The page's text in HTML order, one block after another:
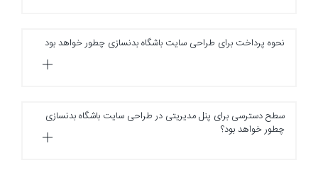
نحوه پرداخت برای طراحی سایت باشگاه بدنسازی چطور خواهد بود
سطح دسترسی برای پنل مدیریتی در طراحی سایت باشگاه بدنسازی
چطور خواهد بود؟